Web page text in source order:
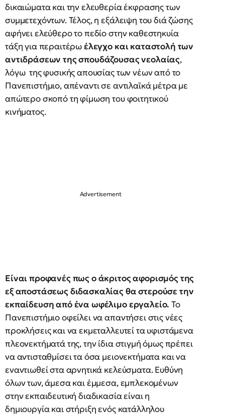
δικαιώματα και την ελευθερία έκφρασης των
συμμετεχόντων. Τέλος, η εξάλειψη του διά ζώσης
αφήνει ελεύθερο το πεδίο στην καθεστηκυία
τάξη για περαιτέρωέλεγχο και καταστολή των
αντιδράσεων της σπουδάζουσας νεολαίας,
λόγω της φυσικής απουσίας των νέων από το
Πανεπιστήμιο, απέναντι σε αντιλαϊκά μέτρα με
απώτερο σκοπό τη φίμωση του φοιτητικού
κινήματος.
Είναι προφανές πως ο άκριτος αφορισμός της
εξ αποστάσεως διδασκαλίας θα στερούσε την
εκπαίδευση από ένα ωφέλιμο εργαλείο. Το
Πανεπιστήμιο οφείλει να απαντήσει στις νέες
προκλήσεις και να εκμεταλλευτεί τα υφιστάμενα
πλεονεκτήματά της, την ίδια στιγμή όμως πρέπει
να αντισταθμίσει τα όσα μειονεκτήματα και να
εναντιωθεί στα αρνητικά κελεύσματα. Ευθύνη
όλων των, άμεσα και έμμεσα, εμπλεκομένων
στην εκπαιδευτική διαδικασία είναι η
δημιουργία και στήριξη ενός κατάλληλου